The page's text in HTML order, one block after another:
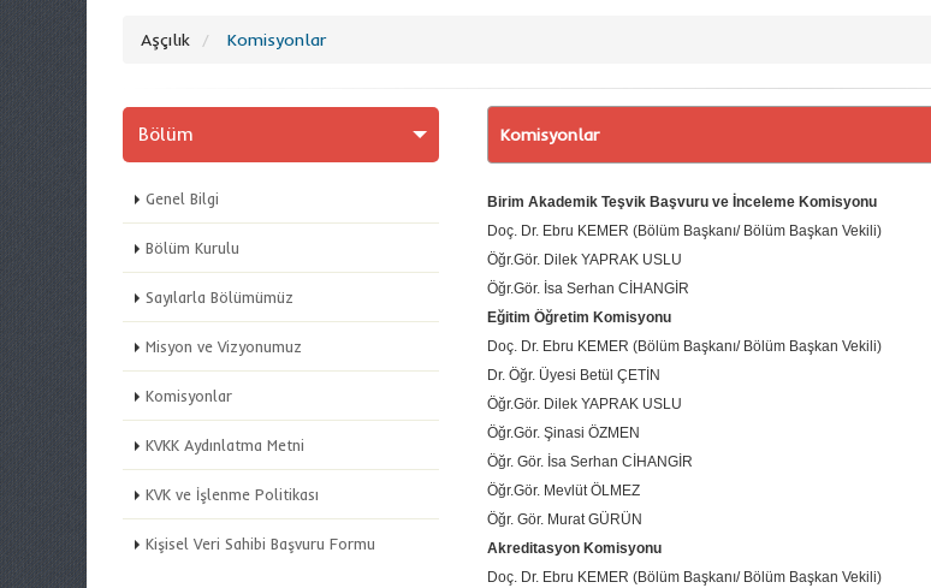
Aşçılık Komisyonlar
Bölüm
Genel Bilgi
Bölüm Kurulu
Sayılarla Bölümümüz
Misyon ve Vizyonumuz
Komisyonlar
KVKK Aydınlatma Metni
KVK ve İşlenme Politikası
Kişisel Veri Sahibi Başvuru Formu
Komisyonlar
Birim Akademik Teşvik Başvuru ve İnceleme Komisyonu
Doç. Dr. Ebru KEMER (Bölüm Başkanı/ Bölüm Başkan Vekili)
Öğr.Gör. Dilek YAPRAK USLU
Öğr.Gör. İsa Serhan CİHANGİR
Eğitim Öğretim Komisyonu
Doç. Dr. Ebru KEMER (Bölüm Başkanı/ Bölüm Başkan Vekili)
Dr. Öğr. Üyesi Betül ÇETİN
Öğr.Gör. Dilek YAPRAK USLU
Öğr.Gör. Şinasi ÖZMEN
Öğr. Gör. İsa Serhan CİHANGİR
Öğr.Gör. Mevlüt ÖLMEZ
Öğr. Gör. Murat GÜRÜN
Akreditasyon Komisyonu
Doç. Dr. Ebru KEMER (Bölüm Başkanı/ Bölüm Başkan Vekili)